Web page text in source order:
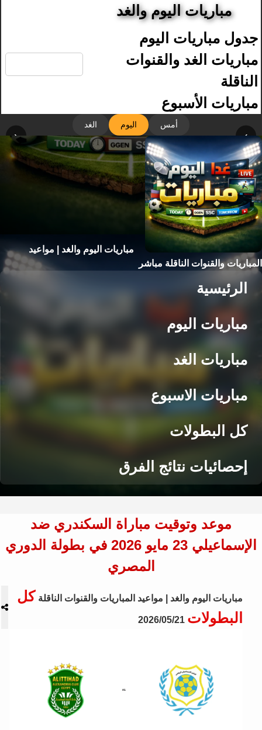
مباريات اليوم والغد
جدول مباريات اليوم
مباريات الغد والقنوات
الناقلة
مباريات الأسبوع
أمس اليوم الغد
‹ ›
مباريات اليوم والغد | مواعيد
المباريات والقنوات الناقلة مباشر
الرئيسية
مباريات اليوم
مباريات الغد
مباريات الاسبوع
كل البطولات
إحصائيات نتائج الفرق
موعد وتوقيت مباراة السكندري ضد
الإسماعيلي 23 مايو 2026 في بطولة الدوري
المصري
مباريات اليوم والغد | مواعيد المباريات والقنوات الناقلة كل
البطولات 2026/05/21